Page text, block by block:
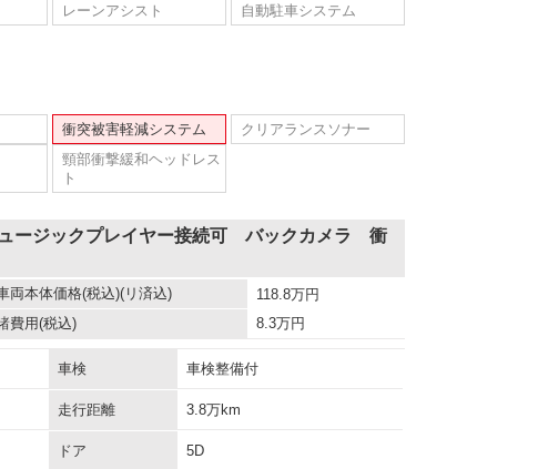
レーンアシスト
自動駐車システム
衝突被害軽減システム
クリアランスソナー
頸部衝撃緩和ヘッドレス
ト
ージックプレイヤー接続可 バックカメラ 衝
両本体価格(税込)(リ済込) 118.8万円
費用(税込) 8.3万円
車検 車検整備付
走行距離 3.8万km
ドア 5D